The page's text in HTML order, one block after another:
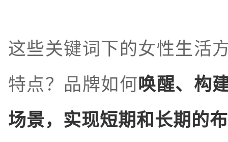
这些关键词下的女性生活
特点？品牌如何唤醒、构
场景，实现短期和长期的